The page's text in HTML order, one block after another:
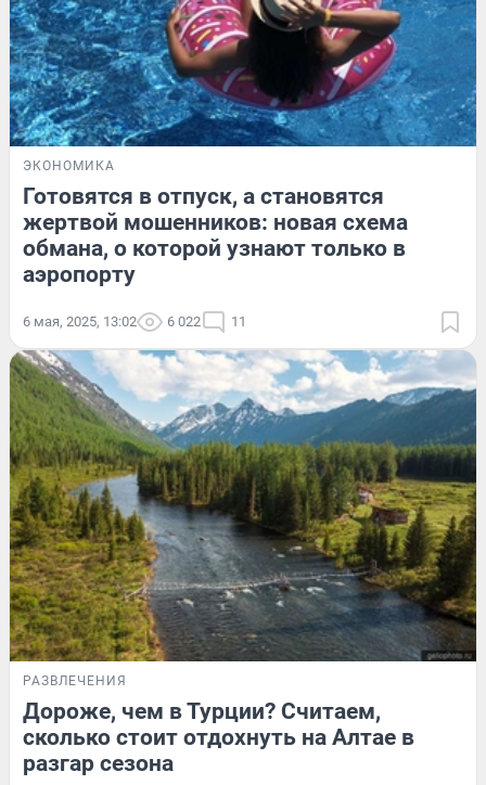
ЭКОНОМИКА
Готовятся в отпуск, а становятся
жертвой мошенников: новая схема
обмана, о которой узнают только в
аэропорту
6 мая, 2025, 13:02 6 022 11
РАЗВЛЕЧЕНИЯ
Дороже, чем в Турции? Считаем,
сколько стоит отдохнуть на Алтае в
разгар сезона